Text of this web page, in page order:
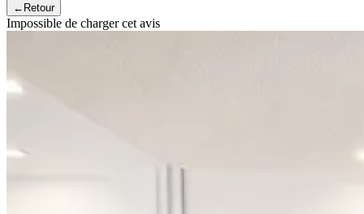
← Retour
Impossible de charger cet avis